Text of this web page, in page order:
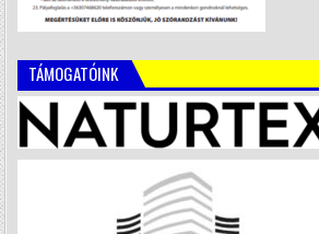
TÁMOGATÓINK